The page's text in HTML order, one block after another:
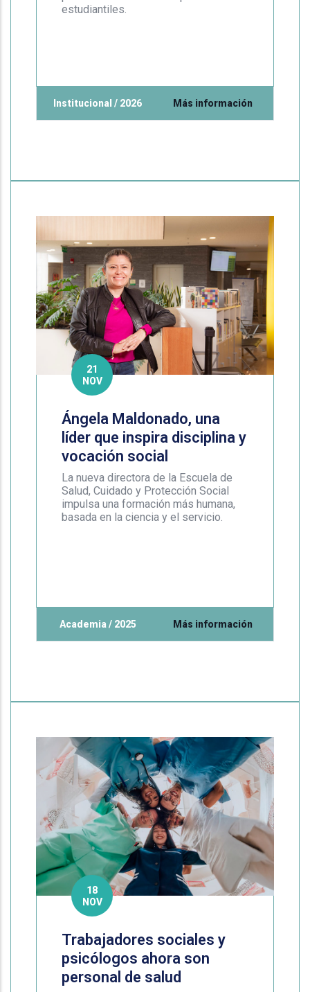
estudiantiles.
Institucional / 2026 Más información
21
NOV
Ángela Maldonado, una
líder que inspira disciplina y
vocación social
La nueva directora de la Escuela de
Salud, Cuidado y Protección Social
impulsa una formación más humana,
basada en la ciencia y el servicio.
Academia / 2025 Más información
18
NOV
Trabajadores sociales y
psicólogos ahora son
personal de salud